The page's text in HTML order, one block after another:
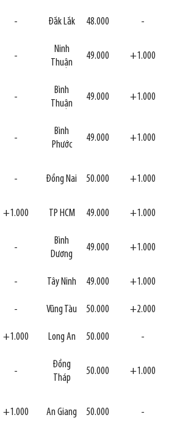
- Đắk Lắk 48.000 -
-
Ninh
Thuận
49.000 +1.000
-
Bình
Thuận
49.000 +1.000
-
Bình
Phước
49.000 +1.000
- Đồng Nai 50.000 +1.000
+1.000 TP HCM 49.000 +1.000
-
Bình
Dương
49.000 +1.000
- Tây Ninh 49.000 +1.000
- Vũng Tàu 50.000 +2.000
+1.000 Long An 50.000 -
-
Đồng
Tháp
50.000 +1.000
+1.000 An Giang 50.000 -